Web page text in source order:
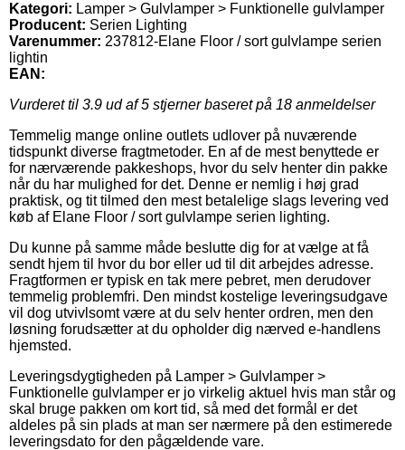
Kategori: Lamper > Gulvlamper > Funktionelle gulvlamper
Producent: Serien Lighting
Varenummer: 237812-Elane Floor / sort gulvlampe serien
lightin
EAN:
Vurderet til 3.9 ud af 5 stjerner baseret på 18 anmeldelser
Temmelig mange online outlets udlover på nuværende
tidspunkt diverse fragtmetoder. En af de mest benyttede er
for nærværende pakkeshops, hvor du selv henter din pakke
når du har mulighed for det. Denne er nemlig i høj grad
praktisk, og tit tilmed den mest betalelige slags levering ved
køb af Elane Floor / sort gulvlampe serien lighting.
Du kunne på samme måde beslutte dig for at vælge at få
sendt hjem til hvor du bor eller ud til dit arbejdes adresse.
Fragtformen er typisk en tak mere pebret, men derudover
temmelig problemfri. Den mindst kostelige leveringsudgave
vil dog utvivlsomt være at du selv henter ordren, men den
løsning forudsætter at du opholder dig nærved e-handlens
hjemsted.
Leveringsdygtigheden på Lamper > Gulvlamper >
Funktionelle gulvlamper er jo virkelig aktuel hvis man står og
skal bruge pakken om kort tid, så med det formål er det
aldeles på sin plads at man ser nærmere på den estimerede
leveringsdato for den pågældende vare.